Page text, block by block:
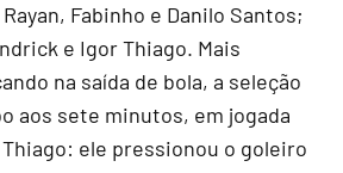
Fabinho e Danilo Santos;
e Igor Thiago. Mais
na saída de bola, a seleção
aos sete minutos, em jogada
ele pressionou o goleiro